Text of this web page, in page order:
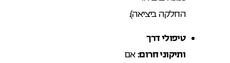
החלקה ביציאה).
טיפולי דרך
ותיקוני חרום:אם